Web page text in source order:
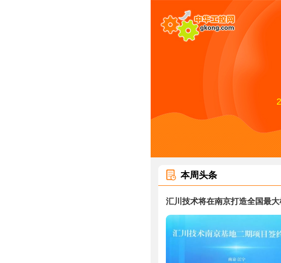
本周头条
汇川技术将在南京打造全国最